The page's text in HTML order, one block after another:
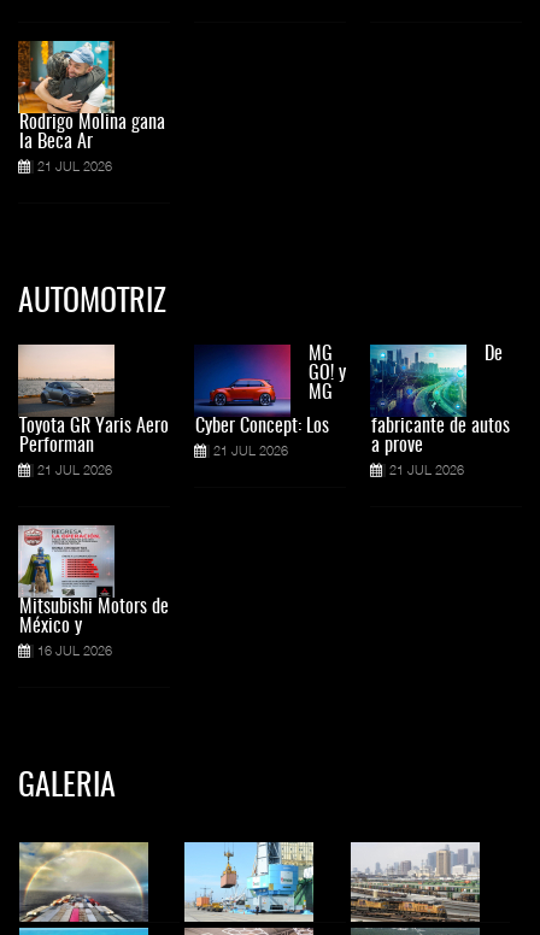
Rodrigo Molina gana
la Beca Ar
21 JUL 2026
AUTOMOTRIZ
Toyota GR Yaris Aero
Performan
21 JUL 2026
Mitsubishi Motors de
México y
16 JUL 2026
MG
GO! y
MG
Cyber Concept: Los
21 JUL 2026
De
fabricante de autos
a prove
21 JUL 2026
GALERIA